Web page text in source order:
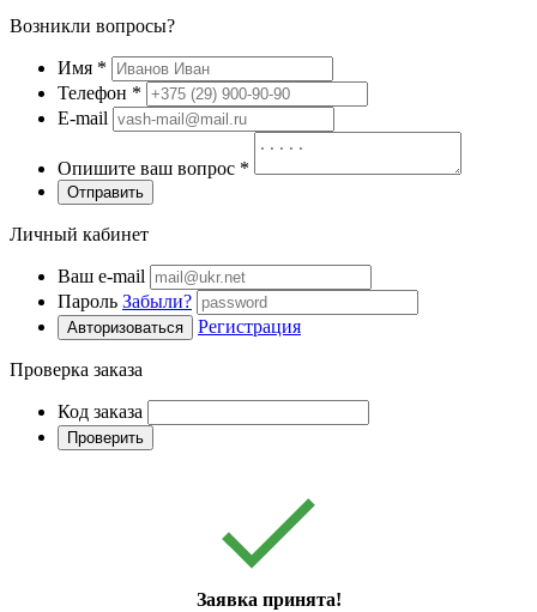
Возникли вопросы?
Имя *
Телефон *
E-mail
Опишите ваш вопрос *
Отправить
Личный кабинет
Ваш e-mail
Пароль Забыли?
Авторизоваться Регистрация
Проверка заказа
Код заказа
Проверить
Заявка принята!